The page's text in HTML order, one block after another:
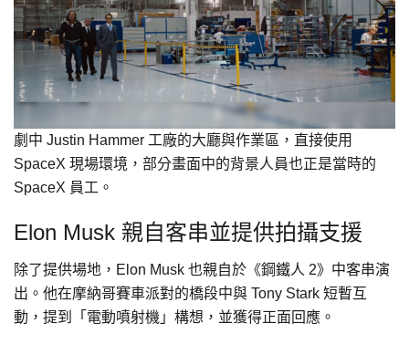
劇中 Justin Hammer 工廠的大廳與作業區，直接使用
SpaceX 現場環境，部分畫面中的背景人員也正是當時的
SpaceX 員工。
Elon Musk 親自客串並提供拍攝支援
除了提供場地，Elon Musk 也親自於《鋼鐵人 2》中客串演
出。他在摩納哥賽車派對的橋段中與 Tony Stark 短暫互
動，提到「電動噴射機」構想，並獲得正面回應。